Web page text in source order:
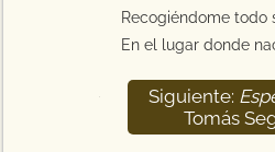
Recogiéndome todo
En el lugar donde
Siguiente:
Tomás